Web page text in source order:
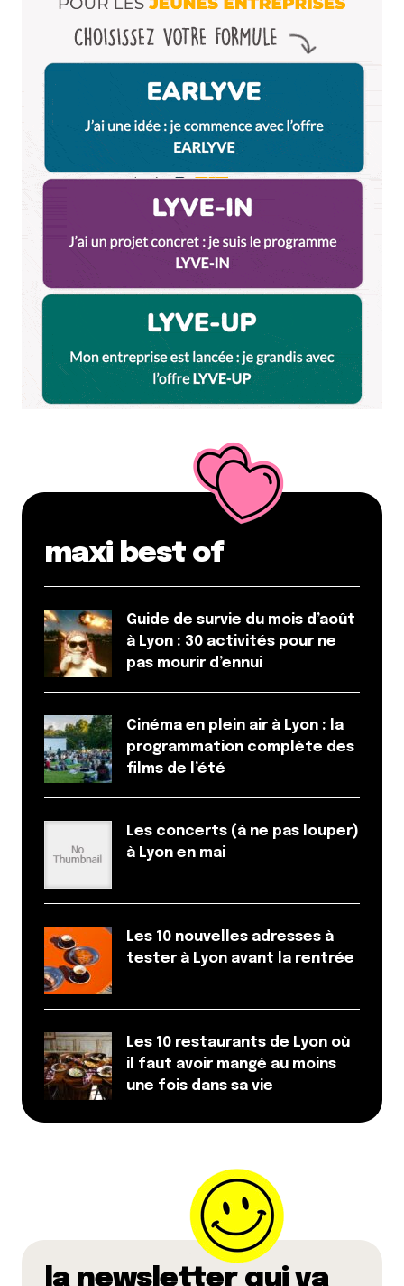
maxi best of
Guide de survie du mois d’août
à Lyon : 30 activités pour ne
pas mourir d’ennui
Cinéma en plein air à Lyon : la
programmation complète des
films de l’été
Les concerts (à ne pas louper)
à Lyon en mai
Les 10 nouvelles adresses à
tester à Lyon avant la rentrée
Les 10 restaurants de Lyon où
il faut avoir mangé au moins
une fois dans sa vie
la newsletter qui va